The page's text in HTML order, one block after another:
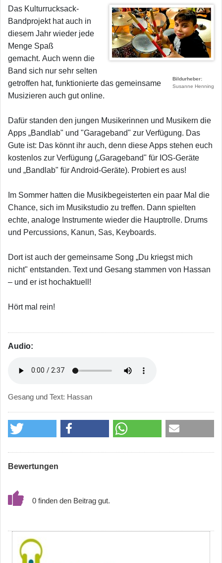
Bildurheber
Susanne Henning
Das Kulturrucksack-
Bandprojekt hat auch in
diesem Jahr wieder jede
Menge Spaß
gemacht. Auch wenn die
Band sich nur sehr selten
getroffen hat, funktionierte das gemeinsame
Musizieren auch gut online.
Dafür standen den jungen Musikerinnen und Musikern die
Apps „Bandlab" und "Garageband" zur Verfügung. Das
Gute ist: Das könnt ihr auch, denn diese Apps stehen euch
kostenlos zur Verfügung („Garageband" für IOS-Geräte
und „Bandlab" für Android-Geräte). Probiert es aus!
Im Sommer hatten die Musikbegeisterten ein paar Mal die
Chance, sich im Musikstudio zu treffen. Dann spielten
echte, analoge Instrumente wieder die Hauptrolle. Drums
und Percussions, Kanun, Sas, Keyboards.
Dort ist auch der gemeinsame Song „Du kriegst mich
nicht" entstanden. Text und Gesang stammen von Hassan
– und er ist hochaktuell!
Hört mal rein!
Audio:
Gesang und Text: Hassan
Bewertungen
0